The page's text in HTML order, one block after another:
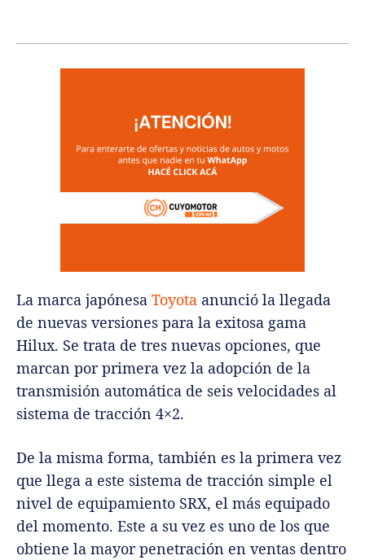
La marca japónesa Toyota anunció la llegada
de nuevas versiones para la exitosa gama
Hilux. Se trata de tres nuevas opciones, que
marcan por primera vez la adopción de la
transmisión automática de seis velocidades al
sistema de tracción 4×2.
De la misma forma, también es la primera vez
que llega a este sistema de tracción simple el
nivel de equipamiento SRX, el más equipado
del momento. Este a su vez es uno de los que
obtiene la mayor penetración en ventas dentro